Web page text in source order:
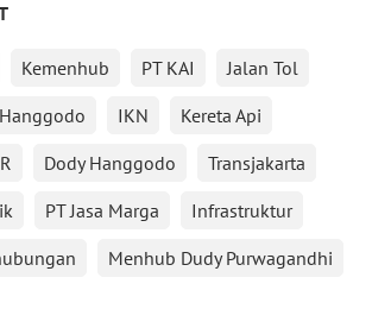
Kemenhub PT KAI
Jalan Tol
IKN
Kereta Api
Dody Hanggodo
Transjakarta
PT Jasa Marga
Infrastruktur
Menhub Dudy Purwagandhi